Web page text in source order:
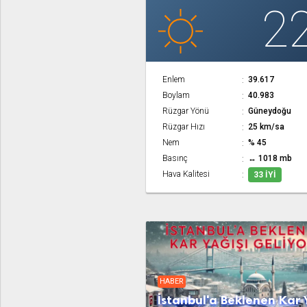
Enlem
39.617
Boylam
40.983
Rüzgar Yönü
Güneydoğu
Rüzgar Hızı
25 km/sa
Nem
% 45
Basınç
↔ 1018 mb
Hava Kalitesi
33 İYI
HABER
İstanbul'a Beklenen Kar